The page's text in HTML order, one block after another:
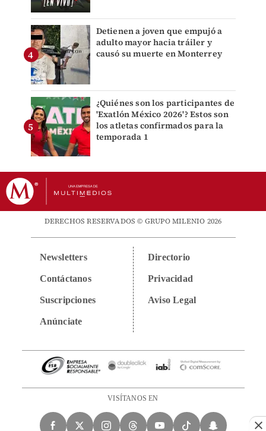
Detienen a joven que empujó a
adulto mayor hacia tráiler y
causó su muerte en Monterrey
¿Quiénes son los participantes de
'Exatlón México 2026'? Estos son
los atletas confirmados para la
temporada 1
DERECHOS RESERVADOS © GRUPO MILENIO 2026
Newsletters
Contáctanos
Suscripciones
Anúnciate
Directorio
Privacidad
Aviso Legal
VISÍTANOS EN